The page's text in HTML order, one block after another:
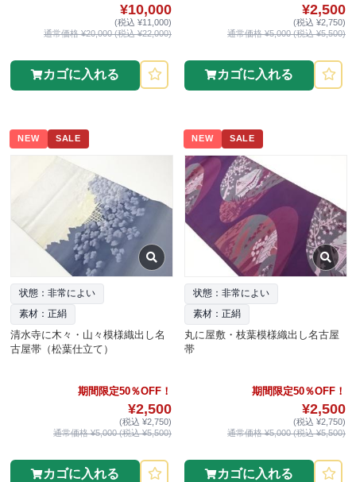
¥10,000
(税込 ¥11,000)
通常価格 ¥20,000 (税込 ¥22,000)
カゴに入れる
¥2,500
(税込 ¥2,750)
通常価格 ¥5,000 (税込 ¥5,500)
カゴに入れる
NEW SALE
状態：非常によい
素材：正絹
清水寺に木々・山々模様織出し名
古屋帯（松葉仕立て）
期間限定50％OFF！
¥2,500
(税込 ¥2,750)
通常価格 ¥5,000 (税込 ¥5,500)
カゴに入れる
NEW SALE
状態：非常によい
素材：正絹
丸に屋敷・枝葉模様織出し名古屋
帯
期間限定50％OFF！
¥2,500
(税込 ¥2,750)
通常価格 ¥5,000 (税込 ¥5,500)
カゴに入れる